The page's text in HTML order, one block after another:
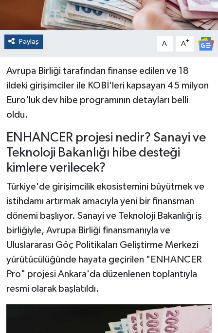
Paylaş A- A+
Avrupa Birliği tarafından finanse edilen ve 18
ildeki girişimciler ile KOBİ'leri kapsayan 45 milyon
Euro'luk dev hibe programının detayları belli
oldu.
ENHANCER projesi nedir? Sanayi ve
Teknoloji Bakanlığı hibe desteği
kimlere verilecek?
Türkiye'de girişimcilik ekosistemini büyütmek ve
istihdamı artırmak amacıyla yeni bir finansman
dönemi başlıyor. Sanayi ve Teknoloji Bakanlığı iş
birliğiyle, Avrupa Birliği finansmanıyla ve
Uluslararası Göç Politikaları Geliştirme Merkezi
yürütücülüğünde hayata geçirilen "ENHANCER
Pro" projesi Ankara'da düzenlenen toplantıyla
resmi olarak başlatıldı.